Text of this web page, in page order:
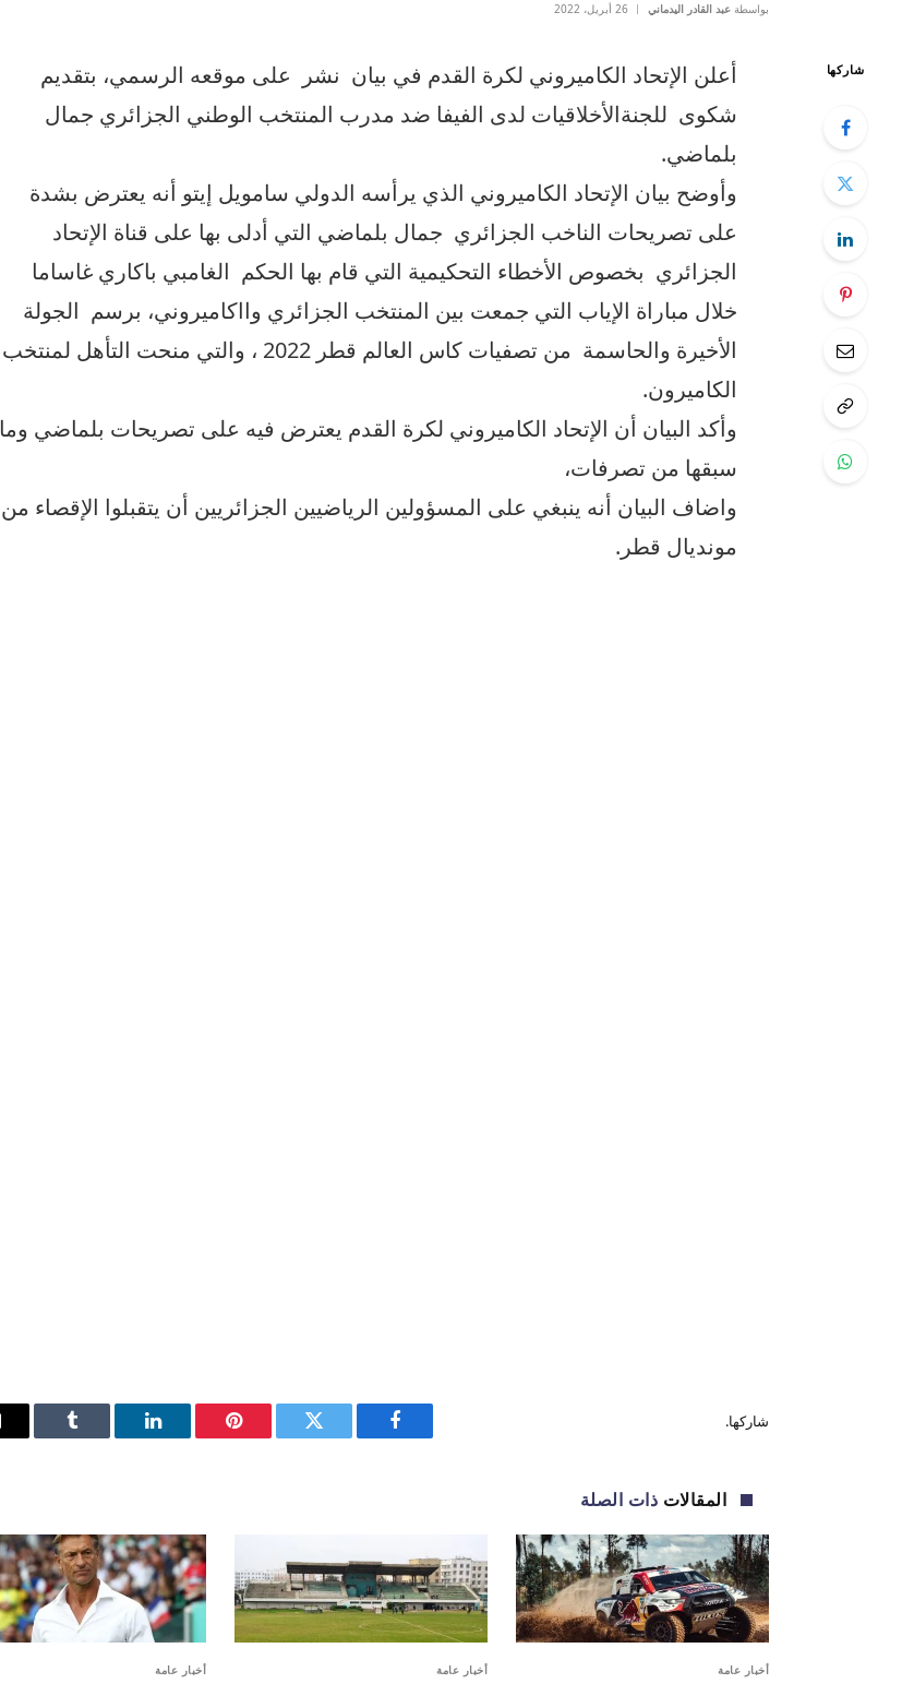
بواسطة عبد القادر اليدماني 26 أبريل، 2022
شاركها
أعلن الإتحاد الكاميروني لكرة القدم في بيان نشر على موقعه الرسمي، بتقديم
شكوى للجنةالأخلاقيات لدى الفيفا ضد مدرب المنتخب الوطني الجزائري جمال
بلماضي.
وأوضح بيان الإتحاد الكاميروني الذي يرأسه الدولي سامويل إيتو أنه يعترض بشدة
على تصريحات الناخب الجزائري جمال بلماضي التي أدلى بها على قناة الإتحاد
الجزائري بخصوص الأخطاء التحكيمية التي قام بها الحكم الغامبي باكاري غاساما
خلال مباراة الإياب التي جمعت بين المنتخب الجزائري وااكاميروني، برسم الجولة
الأخيرة والحاسمة من تصفيات كاس العالم قطر 2022 ، والتي منحت التأهل لمنتخب
الكاميرون.
وأكد البيان أن الإتحاد الكاميروني لكرة القدم يعترض فيه على تصريحات بلماضي وما
سبقها من تصرفات،
واضاف البيان أنه ينبغي على المسؤولين الرياضيين الجزائريين أن يتقبلوا الإقصاء من
مونديال قطر.
شاركها.
فيسبوك
تويتر بينتيريستلينكدإن Tumblr
المقالات ذات الصلة
أخبار عامة أخبار عامة أخبار عامة